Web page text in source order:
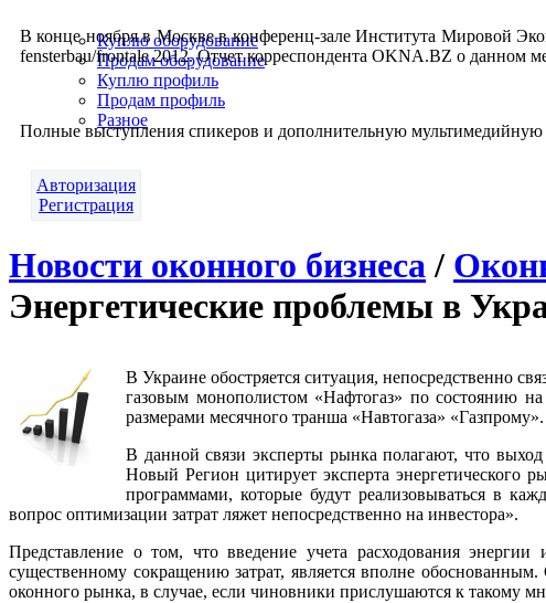
Куплю оборудование
Продам оборудование
Куплю профиль
Продам профиль
Разное
В кон­це но­яб­ря в Моск­ве в кон­фе­ренц-за­ле Инс­ти­тута Ми­ровой
fens­ter­bau/fron­ta­le 2012. От­чет кор­респон­дента OK­NA.BZ о дан­ном
Пол­ные выс­тупле­ния спи­керов и до­пол­ни­тель­ную
Авторизация
Регистрация
Новости оконного бизнеса /
Энергетические проблемы в
В Украине обостряется ситуация, непосредственно
газовым монополистом «Нафтогаз» по состоянию
размерами месячного транша «Навтогаза» «Газпрому».
В данной связи эксперты рынка полагают, что
Новый Регион цитирует эксперта энергетического
программами, которые будут реализовываться в
вопрос оптимизации затрат ляжет непосредственно на инвестора».
Представление о том, что введение учета расходования
существенному сокращению затрат, является вполне
оконного рынка, в случае, если чиновники прислушаются к такому